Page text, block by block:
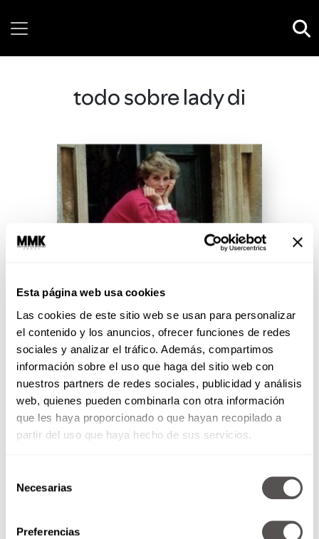
Esta página web usa cookies
Las cookies de este sitio web se usan para personalizar
el contenido y los anuncios, ofrecer funciones de redes
sociales y analizar el tráfico. Además, compartimos
información sobre el uso que haga del sitio web con
nuestros partners de redes sociales, publicidad y análisis
web, quienes pueden combinarla con otra información
que les haya proporcionado o que hayan recopilado a
partir del uso que haya hecho de sus servicios.
Necesarias
Preferencias
todo sobre lady di
Diana de Gales: 20 años, 20
datos que debes saber
Hoy recordamos a la mujer más
fotografiada eveeer!!! El 31 de
agosto se cumplen 20 años de la
muerte de...